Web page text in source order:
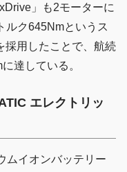
」も2モーターに
ルク645Nmというス
採用したことで、航続
達している。
エレクトリッ
ムイオンバッテリー